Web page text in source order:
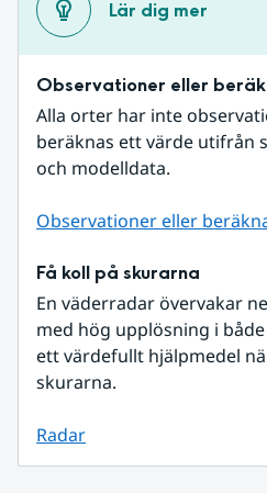
Lär dig mer
Observationer eller
Alla orter har inte
beräknas ett värde utifrån
och modelldata.
Observationer eller
Få koll på skurarna
En väderradar övervakar
med hög upplösning i
ett värdefullt hjälpmedel
skurarna.
Radar